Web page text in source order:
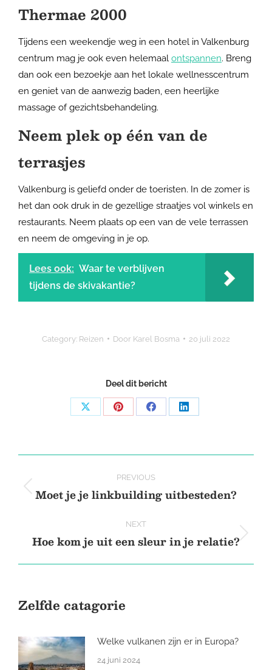
Thermae 2000
Tijdens een weekendje weg in een hotel in Valkenburg
centrum mag je ook even helemaal ontspannen. Breng
dan ook een bezoekje aan het lokale wellnesscentrum
en geniet van de aanwezig baden, een heerlijke
massage of gezichtsbehandeling.
Neem plek op één van de
terrasjes
Valkenburg is geliefd onder de toeristen. In de zomer is
het dan ook druk in de gezellige straatjes vol winkels en
restaurants. Neem plaats op een van de vele terrassen
en neem de omgeving in je op.
Lees ook: Waar te verblijven
tijdens de skivakantie?
Category: Reizen Door Karel Bosma 20 juli 2022
Deel dit bericht
Share Share Share Share
navigation
PREVIOUS
Previous
Moet je je linkbuilding uitbesteden?
NEXT
Next
Hoe kom je uit een sleur in je relatie?
Zelfde catagorie
Welke vulkanen zijn er in Europa?
24 juni 2024